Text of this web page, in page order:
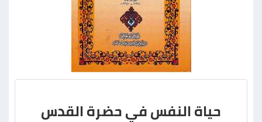
حياة النفس في حضرة القدس